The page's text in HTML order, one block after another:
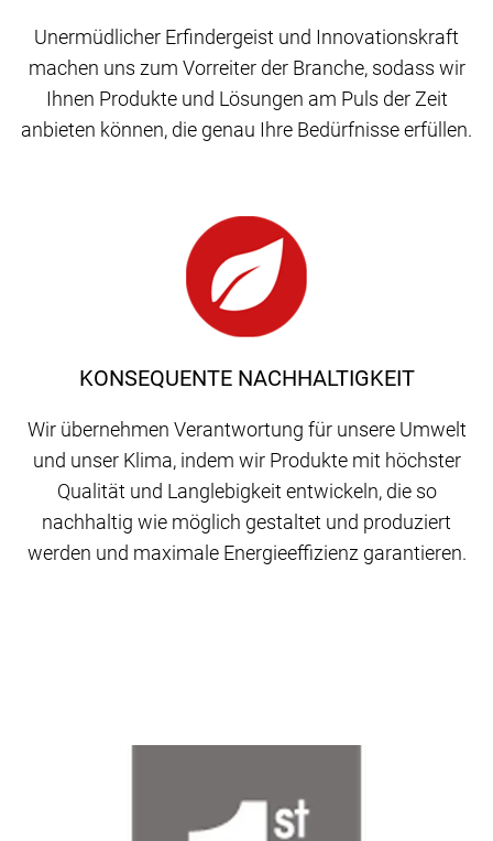
KONSEQUENTE NACHHALTIGKEIT
Wir übernehmen Verantwortung für unsere Umwelt
und unser Klima, indem wir Produkte mit höchster
Qualität und Langlebigkeit entwickeln, die so
nachhaltig wie möglich gestaltet und produziert
werden und maximale Energieeffizienz garantieren.
Unermüdlicher Erfindergeist und Innovationskraft
machen uns zum Vorreiter der Branche, sodass wir
Ihnen Produkte und Lösungen am Puls der Zeit
anbieten können, die genau Ihre Bedürfnisse erfüllen.